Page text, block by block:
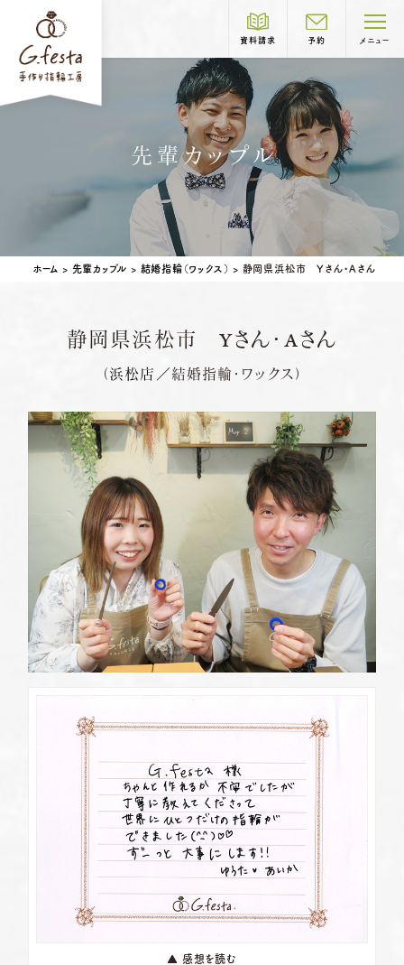
資料請求 予約 メニュー
G.festaについて
制作コース紹介
COURSE
結婚指輪 婚約指輪
ベビーリング 結婚記念日リング
デザイン事例
よくある質問
お店を探す
資料請求
ブログ・新着情報
先輩カップル
ホーム > 先輩カップル > 結婚指輪（ワックス） > 静岡県浜松市 Yさん・Aさん
静岡県浜松市 Yさん・Aさん
（浜松店／結婚指輪・ワックス）
▲ 感想を読む
岐阜本店 TEL.058-265-2756
※祝日の場合は営業
名古屋店 TEL.052-261-6676
定休日
第2・第4火曜日・毎週水曜日
※祝日の場合は営業
岡崎店 TEL.0564-74-8033
営業時間
定休日
火曜日・水曜日
※祝日の場合は営業
三重店 TEL.059-392-6577
営業時間 10:00〜18:30
定休日
火曜日・水曜日
※祝日の場合は営業
浜松店 TEL.053-455-2177
10:00〜18:30
定休日
火曜日・水曜日